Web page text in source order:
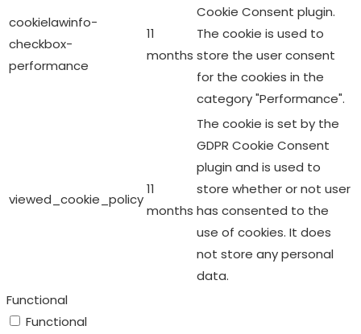
cookielawinfo-
checkbox-
performance
11
months
Cookie Consent plugin.
The cookie is used to
store the user consent
for the cookies in the
category "Performance".
viewed_cookie_policy
11
months
The cookie is set by the
GDPR Cookie Consent
plugin and is used to
store whether or not user
has consented to the
use of cookies. It does
not store any personal
data.
Functional
Functional